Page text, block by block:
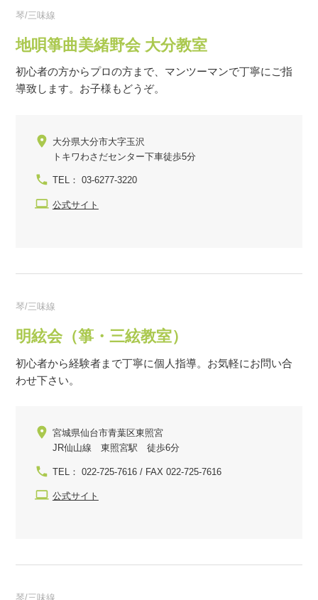
琴/三味線
地唄箏曲美緒野会 大分教室
初心者の方からプロの方まで、マンツーマンで丁寧にご指
導致します。お子様もどうぞ。
大分県大分市大字玉沢
トキワわさだセンター下車徒歩5分
TEL： 03-6277-3220
公式サイト
琴/三味線
明絃会（箏・三絃教室）
初心者から経験者まで丁寧に個人指導。お気軽にお問い合
わせ下さい。
宮城県仙台市青葉区東照宮
JR仙山線 東照宮駅 徒歩6分
TEL： 022-725-7616 / FAX 022-725-7616
公式サイト
琴/三味線